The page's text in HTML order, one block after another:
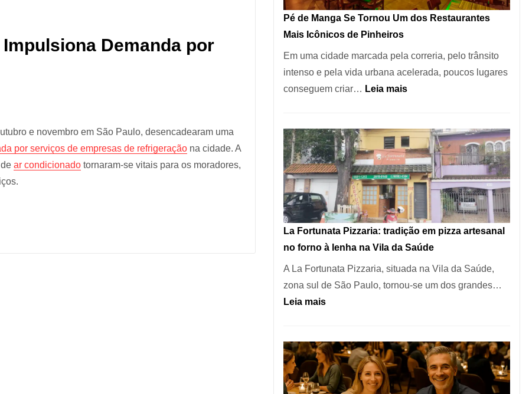
Demanda por
e novembro em São Paulo, desencadearam uma
por serviços de empresas de refrigeração na cidade. A
ar condicionado tornaram-se vitais para os moradores,
Pé de Manga Se Tornou Um dos Restaurantes
Mais Icônicos de Pinheiros
Em uma cidade marcada pela correria, pelo trânsito
intenso e pela vida urbana acelerada, poucos lugares
conseguem criar… Leia mais:
Manga
Se
Tornou
Um
dos
Restaurantes
Mais
Icônicos
de
Pinheiros
La Fortunata Pizzaria: tradição em pizza artesanal
no forno à lenha na Vila da Saúde
A La Fortunata Pizzaria, situada na Vila da Saúde,
zona sul de São Paulo, tornou-se um dos grandes…
Leia mais:
Pizzaria:
tradição
em